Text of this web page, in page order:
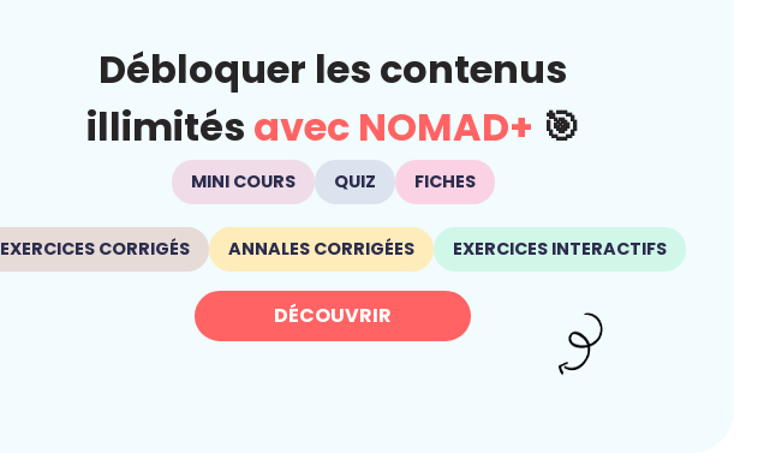
Débloquer les contenus
illimités avec NOMAD+ 🎯
MINI COURS QUIZ FICHES
EXERCICES CORRIGÉS ANNALES CORRIGÉES EXERCICES INTERACTIFS
DÉCOUVRIR